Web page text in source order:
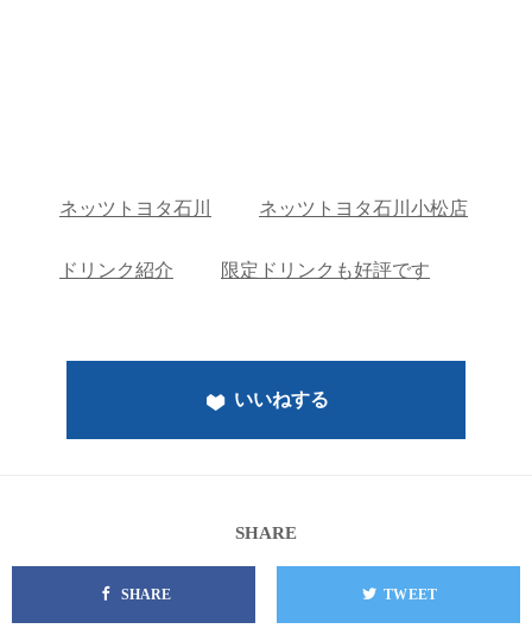
ネッツトヨタ石川 ネッツトヨタ石川小松店
ドリンク紹介 限定ドリンクも好評です
いいねする
SHARE
SHARE TWEET